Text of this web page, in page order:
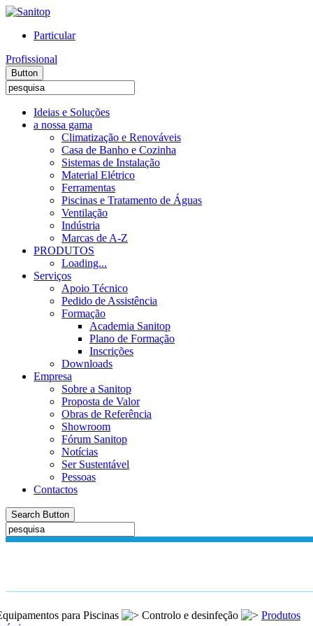
Particular
Profissional
Button
Ideias e Soluções
a nossa gama
Climatização e Renováveis
Casa de Banho e Cozinha
Sistemas de Instalação
Material Elétrico
Ferramentas
Piscinas e Tratamento de Águas
Ventilação
Indústria
Marcas de A-Z
PRODUTOS
Loading...
Serviços
Apoio Técnico
Pedido de Assistência
Formação
Academia Sanitop
Plano de Formação
Inscrições
Downloads
Empresa
Sobre a Sanitop
Proposta de Valor
Obras de Referência
Showroom
Fórum Sanitop
Notícias
Ser Sustentável
Pessoas
Contactos
Search Button
para Piscinas Controlo e desinfeção
Produtos